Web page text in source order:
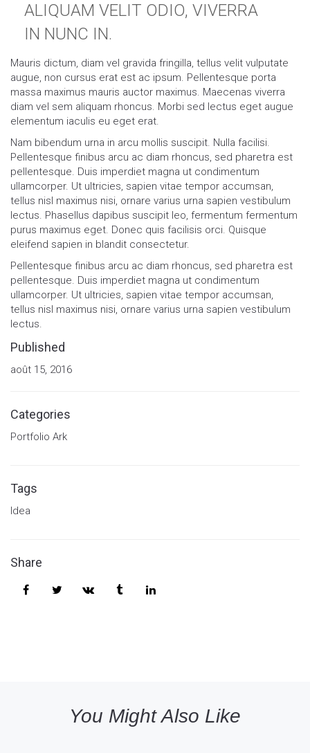
ALIQUAM VELIT ODIO, VIVERRA
IN NUNC IN.
Mauris dictum, diam vel gravida fringilla, tellus velit vulputate
augue, non cursus erat est ac ipsum. Pellentesque porta
massa maximus mauris auctor maximus. Maecenas viverra
diam vel sem aliquam rhoncus. Morbi sed lectus eget augue
elementum iaculis eu eget erat.
Nam bibendum urna in arcu mollis suscipit. Nulla facilisi.
Pellentesque finibus arcu ac diam rhoncus, sed pharetra est
pellentesque. Duis imperdiet magna ut condimentum
ullamcorper. Ut ultricies, sapien vitae tempor accumsan,
tellus nisl maximus nisi, ornare varius urna sapien vestibulum
lectus. Phasellus dapibus suscipit leo, fermentum fermentum
purus maximus eget. Donec quis facilisis orci. Quisque
eleifend sapien in blandit consectetur.
Pellentesque finibus arcu ac diam rhoncus, sed pharetra est
pellentesque. Duis imperdiet magna ut condimentum
ullamcorper. Ut ultricies, sapien vitae tempor accumsan,
tellus nisl maximus nisi, ornare varius urna sapien vestibulum
lectus.
Published
août 15, 2016
Categories
Portfolio Ark
Tags
Idea
Share
You Might Also Like